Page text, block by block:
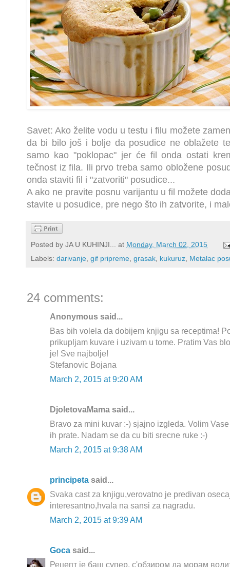
Savet: Ako želite vodu u testu i filu možete
da bi bilo još i bolje da posudice ne oblažete
samo kao "poklopac" jer će fil onda ostati
tečnost iz fila. Ili prvo treba samo obložene
onda staviti fil i "zatvoriti" posudice...
A ako ne pravite posnu varijantu u fil možete
stavite u posudice, pre nego što ih zatvorite, i
Posted by JA U KUHINJI... at Monday, March 02, 2015
Labels: darivanje, gif pripreme, grasak, kukuruz, Metalac
24 comments:
Anonymous said...
Bas bih volela da dobijem knjigu sa receptima!
prikupljam kuvare i uzivam u tome. Pratim Vas
je! Sve najbolje!
Stefanovic Bojana
March 2, 2015 at 9:20 AM
DjoletovaMama said...
Bravo za mini kuvar :-) sjajno izgleda. Volim
ih prate. Nadam se da cu biti srecne ruke :-)
March 2, 2015 at 9:38 AM
principeta said...
Svaka cast za knjigu,verovatno je predivan
interesantno,hvala na sansi za nagradu.
March 2, 2015 at 9:39 AM
Goca said...
Рецепт је баш супер, с'обзиром да морам